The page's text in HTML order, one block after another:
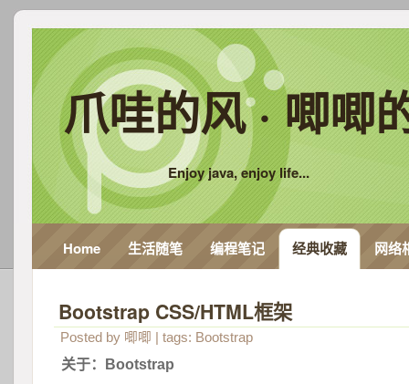
爪哇的风 · 唧唧
Enjoy java, enjoy life...
Home 生活随笔 编程笔记 经典收藏 网络
Bootstrap CSS/HTML框架
Posted by 唧唧 | tags: Bootstrap
关于：Bootstrap